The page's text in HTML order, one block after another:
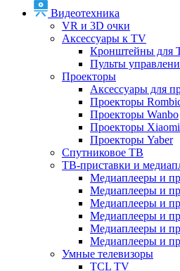
Видеотехника
VR и 3D очки
Аксессуары к TV
Кронштейны для
Пульты
Проекторы
Аксессуары для
Проекторы
Проекторы Wanbo
Проекторы Xiaomi
Проекторы Yaber
Спутниковое ТВ
ТВ-приставки и
Медиаплееры и
Медиаплееры и
Медиаплееры и
Медиаплееры и
Медиаплееры и
Медиаплееры и
Умные телевизоры
TCL TV